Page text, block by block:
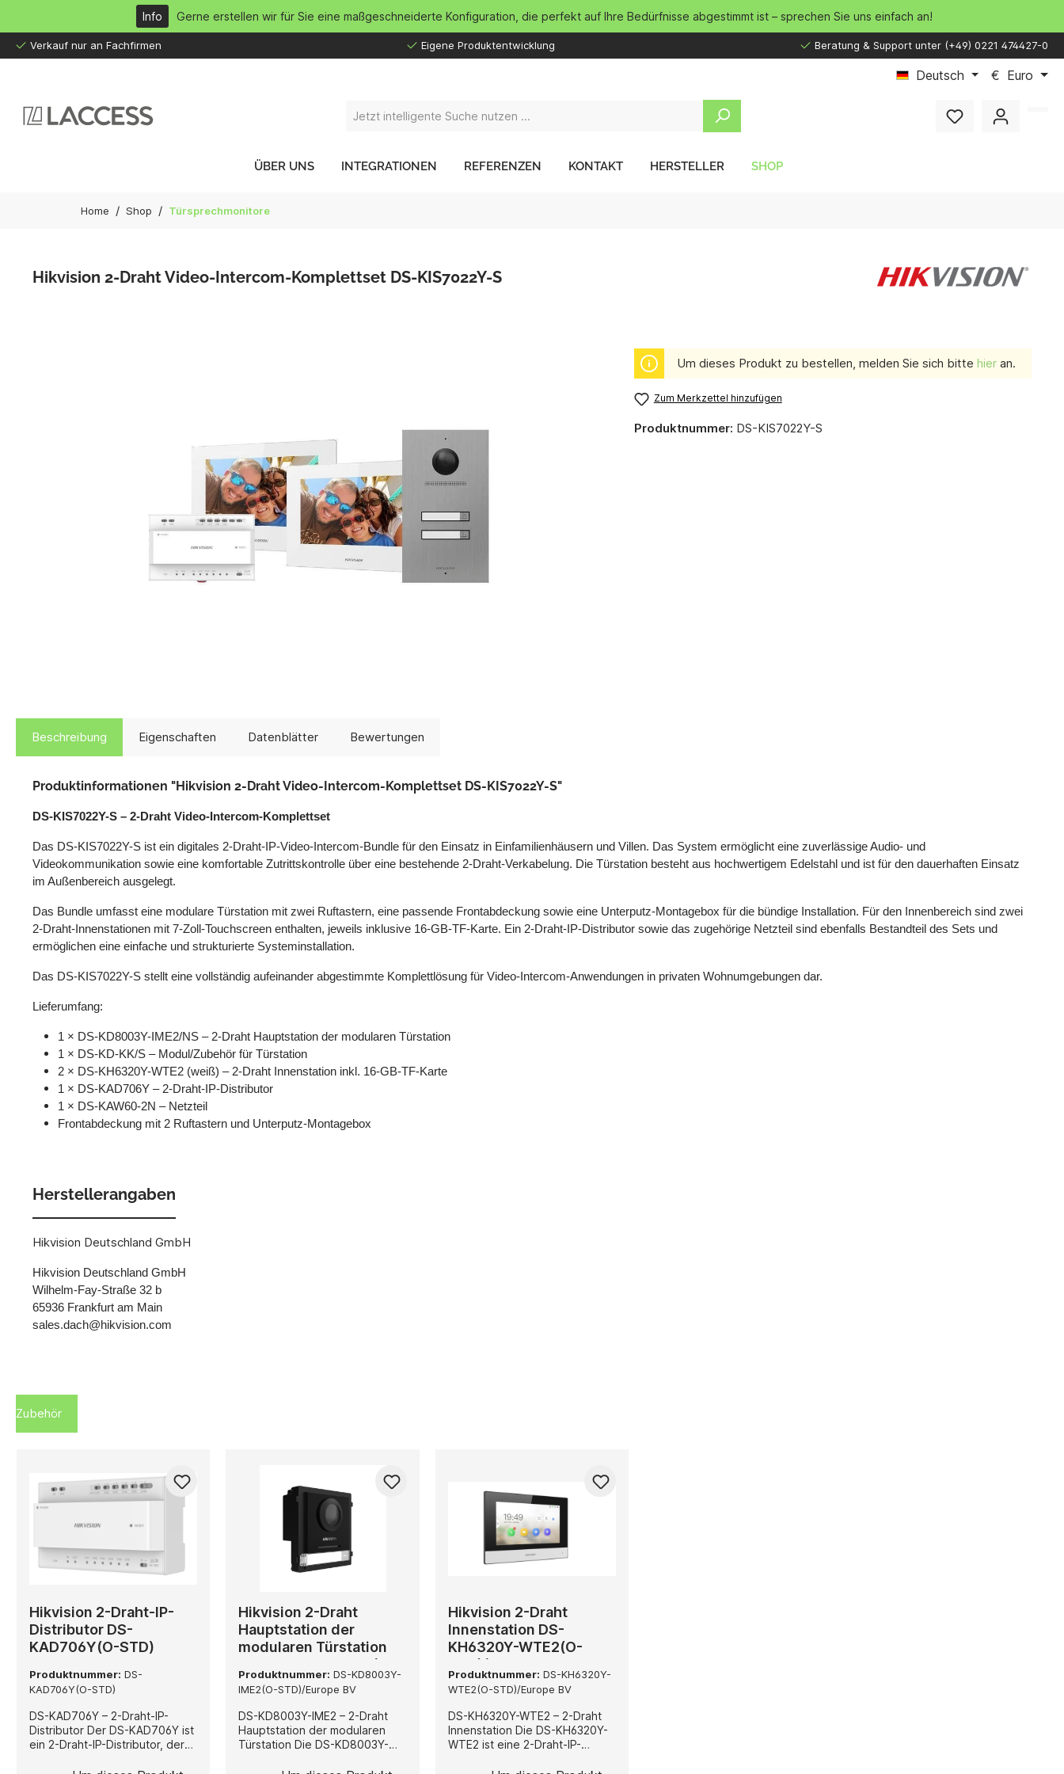
Info Gerne erstellen wir für Sie eine maßgeschneiderte Konfiguration, die perfekt auf Ihre Bedürfnisse abgestimmt ist – sprechen Sie uns einfach an!
Verkauf nur an Fachfirmen Eigene Produktentwicklung Beratung & Support unter (+49) 0221 474427-0
Deutsch € Euro
ÜBER UNS INTEGRATIONEN REFERENZEN KONTAKT HERSTELLER SHOP
Home / Shop / Türsprechmonitore
Hikvision 2-Draht Video-Intercom-Komplettset DS-KIS7022Y-S
Um dieses Produkt zu bestellen, melden Sie sich bitte hieran.
Zum Merkzettel hinzufügen
Produktnummer: DS-KIS7022Y-S
Beschreibung Eigenschaften Datenblätter Bewertungen
Produktinformationen "Hikvision 2-Draht Video-Intercom-Komplettset DS-KIS7022Y-S"
DS-KIS7022Y-S – 2-Draht Video-Intercom-Komplettset
Das DS-KIS7022Y-S ist ein digitales 2-Draht-IP-Video-Intercom-Bundle für den Einsatz in Einfamilienhäusern und Villen. Das System ermöglicht eine zuverlässige Audio- und
Videokommunikation sowie eine komfortable Zutrittskontrolle über eine bestehende 2-Draht-Verkabelung. Die Türstation besteht aus hochwertigem Edelstahl und ist für den dauerhaften Einsatz
im Außenbereich ausgelegt.
Das Bundle umfasst eine modulare Türstation mit zwei Ruftastern, eine passende Frontabdeckung sowie eine Unterputz-Montagebox für die bündige Installation. Für den Innenbereich sind zwei
2-Draht-Innenstationen mit 7-Zoll-Touchscreen enthalten, jeweils inklusive 16-GB-TF-Karte. Ein 2-Draht-IP-Distributor sowie das zugehörige Netzteil sind ebenfalls Bestandteil des Sets und
ermöglichen eine einfache und strukturierte Systeminstallation.
Das DS-KIS7022Y-S stellt eine vollständig aufeinander abgestimmte Komplettlösung für Video-Intercom-Anwendungen in privaten Wohnumgebungen dar.
Lieferumfang:
1 × DS-KD8003Y-IME2/NS – 2-Draht Hauptstation der modularen Türstation
1 × DS-KD-KK/S – Modul/Zubehör für Türstation
2 × DS-KH6320Y-WTE2 (weiß) – 2-Draht Innenstation inkl. 16-GB-TF-Karte
1 × DS-KAD706Y – 2-Draht-IP-Distributor
1 × DS-KAW60-2N – Netzteil
Frontabdeckung mit 2 Ruftastern und Unterputz-Montagebox
Herstellerangaben
Hikvision Deutschland GmbH
Hikvision Deutschland GmbH
Wilhelm-Fay-Straße 32 b
65936 Frankfurt am Main
sales.dach@hikvision.com
Zubehör
Hikvision 2-Draht-IP-
Distributor DS-
KAD706Y(O-STD)
Produktnummer: DS-
KAD706Y(O-STD)
DS-KAD706Y – 2-Draht-IP-
Distributor Der DS-KAD706Y ist
ein 2-Draht-IP-Distributor, der
Hikvision 2-Draht
Hauptstation der
modularen Türstation
DS-KD8003Y-IME2(O-
STD)/Europe BV
Produktnummer: DS-KD8003Y-
IME2(O-STD)/Europe BV
DS-KD8003Y-IME2 – 2-Draht
Hauptstation der modularen
Türstation Die DS-KD8003Y-
Hikvision 2-Draht
Innenstation DS-
KH6320Y-WTE2(O-
STD)/Europe BV
Produktnummer: DS-KH6320Y-
WTE2(O-STD)/Europe BV
DS-KH6320Y-WTE2 – 2-Draht
Innenstation Die DS-KH6320Y-
WTE2 ist eine 2-Draht-IP-